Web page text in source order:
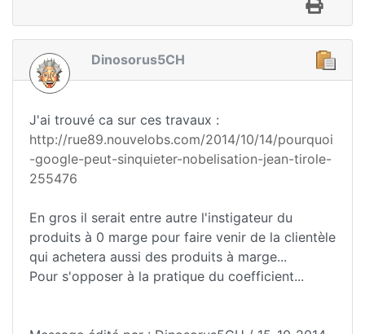
Dinosorus5CH
J'ai trouvé ca sur ces travaux :
http://rue89.nouvelobs.com/2014/10/14/pourquoi
-google-peut-sinquieter-nobelisation-jean-tirole-
255476
En gros il serait entre autre l'instigateur du
produits à 0 marge pour faire venir de la clientèle
qui achetera aussi des produits à marge...
Pour s'opposer à la pratique du coefficient...